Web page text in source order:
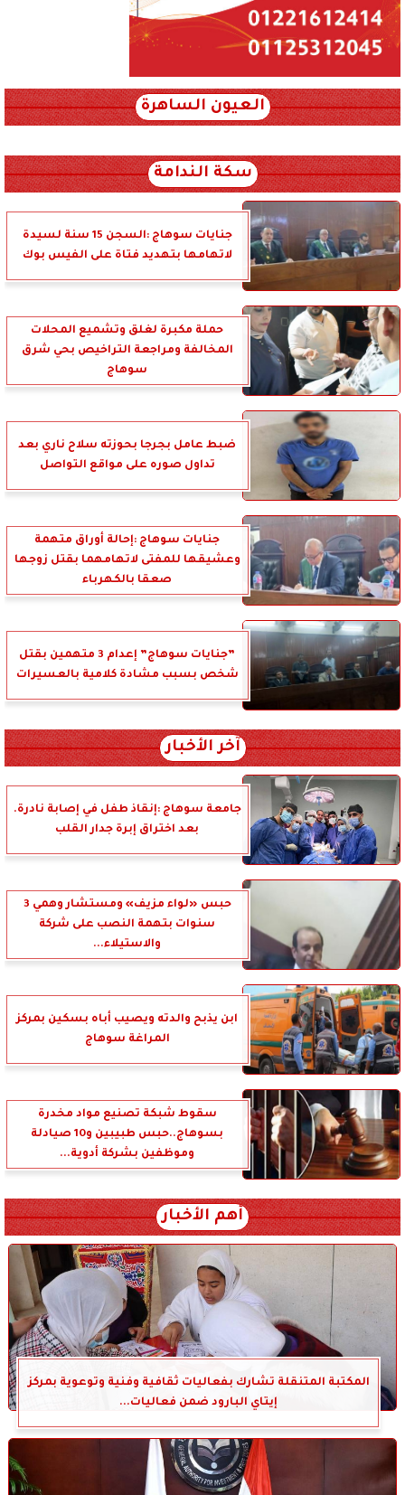
العيون الساهرة
سكة الندامة
جنايات سوهاج :السجن 15 سنة لسيدة
لاتهامها بتهديد فتاة على الفيس بوك
حملة مكبرة لغلق وتشميع المحلات
المخالفة ومراجعة التراخيص بحي شرق
سوهاج
ضبط عامل بجرجا بحوزته سلاح ناري بعد
تداول صوره على مواقع التواصل
جنايات سوهاج :إحالة أوراق متهمة
وعشيقها للمفتى لاتهامهما بقتل زوجها
صعقا بالكهرباء
”جنايات سوهاج” إعدام 3 متهمين بقتل
شخص بسبب مشادة كلامية بالعسيرات
آخر الأخبار
جامعة سوهاج :إنقاذ طفل في إصابة نادرة.
بعد اختراق إبرة جدار القلب
حبس «لواء مزيف» ومستشار وهمي 3
سنوات بتهمة النصب على شركة
والاستيلاء...
ابن يذبح والدته ويصيب أباه بسكين بمركز
المراغة سوهاج
سقوط شبكة تصنيع مواد مخدرة
بسوهاج..حبس طبيبين و10 صيادلة
وموظفين بشركة أدوية...
أهم الأخبار
المكتبة المتنقلة تشارك بفعاليات ثقافية وفنية وتوعوية بمركز
إيتاي البارود ضمن فعاليات...